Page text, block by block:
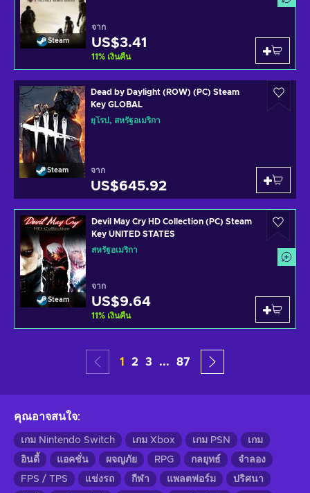
Steam
จาก
US$3.41
11% เงินคืน
Steam
Dead by Daylight (ROW) (PC) Steam
Key GLOBAL
ยุโรป, สหรัฐอเมริกา
จาก
US$645.92
Steam
Devil May Cry HD Collection (PC) Steam
Key UNITED STATES
สหรัฐอเมริกา
จาก
US$9.64
11% เงินคืน
1 2 3 ... 87
คุณอาจสนใจ:
เกม Nintendo Switch เกม Xbox เกม PSN
เกม
อินดี้
แอคชั่น ผจญภัย RPG กลยุทธ์
จำลอง
FPS / TPS
แข่งรถ กีฬา แพลตฟอร์ม
ปริศนา